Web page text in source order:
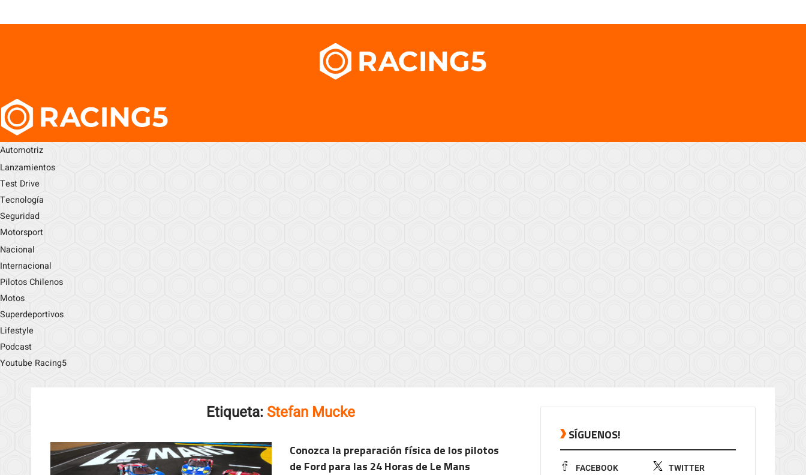
Automotriz
Lanzamientos
Test Drive
Tecnología
Seguridad
Motorsport
Nacional
Internacional
Pilotos Chilenos
Motos
Superdeportivos
Lifestyle
Podcast
Youtube Racing5
Etiqueta: Stefan Mucke
Conozca la preparación física de los pilotos
de Ford para las 24 Horas de Le Mans
SÍGUENOS!
FACEBOOK TWITTER